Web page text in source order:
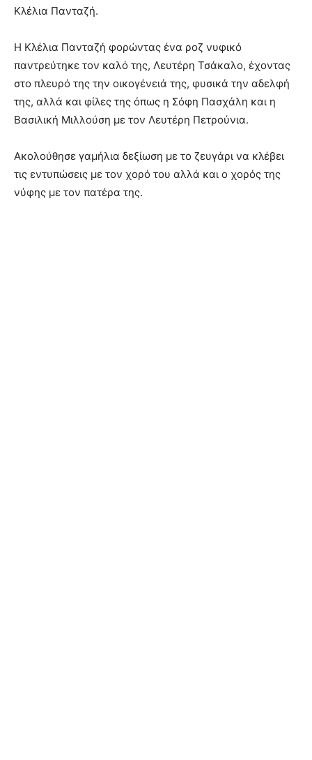
Κλέλια Πανταζή.
Η Κλέλια Πανταζή φορώντας ένα ροζ νυφικό
παντρεύτηκε τον καλό της, Λευτέρη Τσάκαλο, έχοντας
στο πλευρό της την οικογένειά της, φυσικά την αδελφή
της, αλλά και φίλες της όπως η Σόφη Πασχάλη και η
Βασιλική Μιλλούση με τον Λευτέρη Πετρούνια.
Ακολούθησε γαμήλια δεξίωση με το ζευγάρι να κλέβει
τις εντυπώσεις με τον χορό του αλλά και ο χορός της
νύφης με τον πατέρα της.